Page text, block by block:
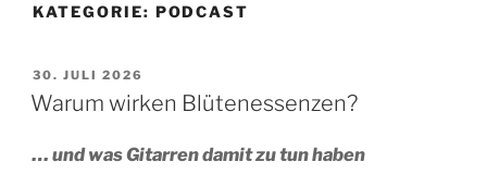
KATEGORIE: PODCAST
VERÖFFENTLICHT
AM
30. JULI 2026
Warum wirken Blütenessenzen?
… und was Gitarren damit zu tun haben